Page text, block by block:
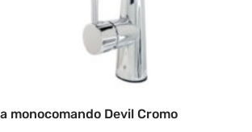
monocomando Devil Cromo